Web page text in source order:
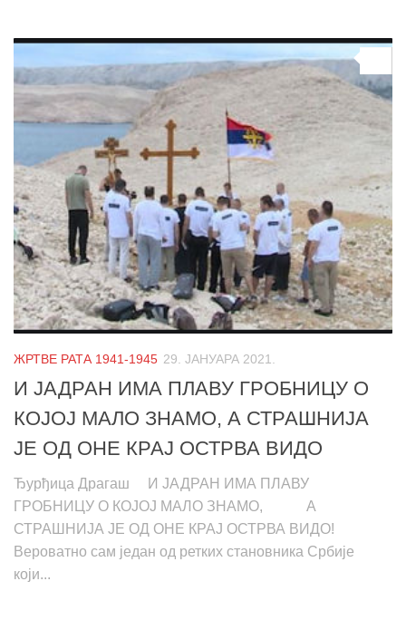
ЖРТВЕ РАТА 1941-1945 29. ЈАНУАРА 2021.
И ЈАДРАН ИМА ПЛАВУ ГРОБНИЦУ О
КОЈОЈ МАЛО ЗНАМО, А СТРАШНИЈА
ЈЕ ОД ОНЕ КРАЈ ОСТРВА ВИДО
Ђурђица Драгаш И ЈАДРАН ИМА ПЛАВУ
ГРОБНИЦУ О КОЈОЈ МАЛО ЗНАМО, А
СТРАШНИЈА ЈЕ ОД ОНЕ КРАЈ ОСТРВА ВИДО!
Вероватно сам један од ретких становника Србије
који...